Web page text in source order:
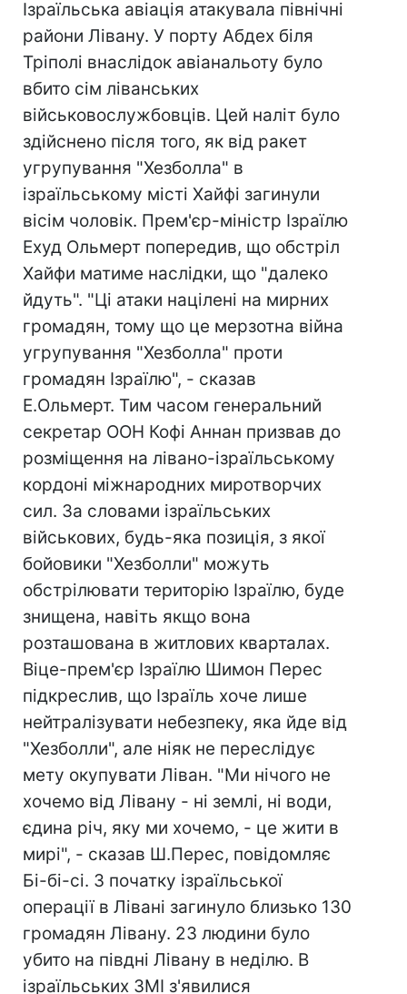
Ізраїльська авіація атакувала північні
райони Лівану. У порту Абдех біля
Тріполі внаслідок авіанальоту було
вбито сім ліванських
військовослужбовців. Цей наліт було
здійснено після того, як від ракет
угрупування "Хезболла" в
ізраїльському місті Хайфі загинули
вісім чоловік. Прем'єр-міністр Ізраїлю
Ехуд Ольмерт попередив, що обстріл
Хайфи матиме наслідки, що "далеко
йдуть". "Ці атаки націлені на мирних
громадян, тому що це мерзотна війна
угрупування "Хезболла" проти
громадян Ізраїлю", - сказав
Е.Ольмерт. Тим часом генеральний
секретар ООН Кофі Аннан призвав до
розміщення на лівано-ізраїльському
кордоні міжнародних миротворчих
сил. За словами ізраїльських
військових, будь-яка позиція, з якої
бойовики "Хезболли" можуть
обстрілювати територію Ізраїлю, буде
знищена, навіть якщо вона
розташована в житлових кварталах.
Віце-прем'єр Ізраїлю Шимон Перес
підкреслив, що Ізраїль хоче лише
нейтралізувати небезпеку, яка йде від
"Хезболли", але ніяк не переслідує
мету окупувати Ліван. "Ми нічого не
хочемо від Лівану - ні землі, ні води,
єдина річ, яку ми хочемо, - це жити в
мирі", - сказав Ш.Перес, повідомляє
Бі-бі-сі. З початку ізраїльської
операції в Лівані загинуло близько 130
громадян Лівану. 23 людини було
убито на півдні Лівану в неділю. В
ізраїльських ЗМІ з'явилися